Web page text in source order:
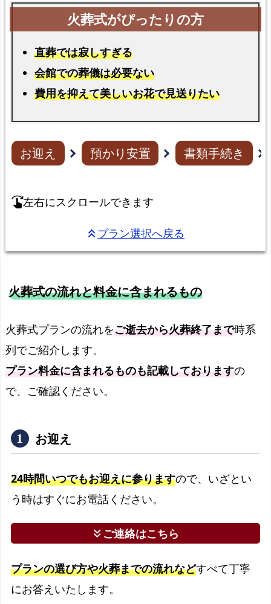
直葬では寂しすぎる
会館での葬儀は必要ない
費用を抑えて美しいお花で見送りたい
お迎え 預かり安置 書類手続き
swipe_right左右にスクロールできます
keyboard_double_arrow_upプラン選択へ戻る
火葬式の流れと料金に含まれるもの
火葬式プランの流れをご逝去から火葬終了まで時系
列でご紹介します。
プラン料金に含まれるものも記載しておりますの
で、ご確認ください。
お迎え
24時間いつでもお迎えに参りますので、いざとい
う時はすぐにお電話ください。
keyboard_double_arrow_downご連絡はこちら
プランの選び方や火葬までの流れなどすべて丁寧
にお答えいたします。